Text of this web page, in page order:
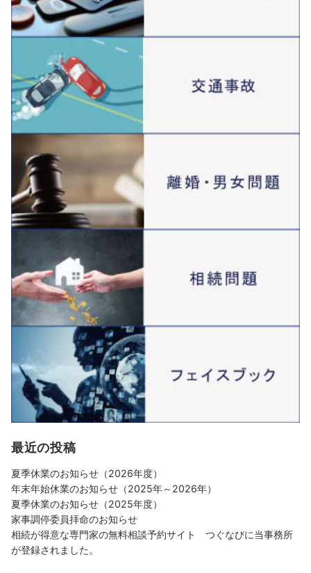
最近の投稿
夏季休業のお知らせ（2026年度）
年末年始休業のお知らせ（2025年～2026年）
夏季休業のお知らせ（2025年度）
家事調停委員拝命のお知らせ
相続が得意な専門家の無料相談予約サイト つぐなびに当事務所
が登録されました。